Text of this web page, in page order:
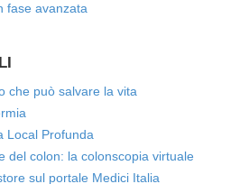
fase avanzata
che può salvare la vita
Local Profunda
del colon: la colonscopia virtuale
sul portale Medici Italia